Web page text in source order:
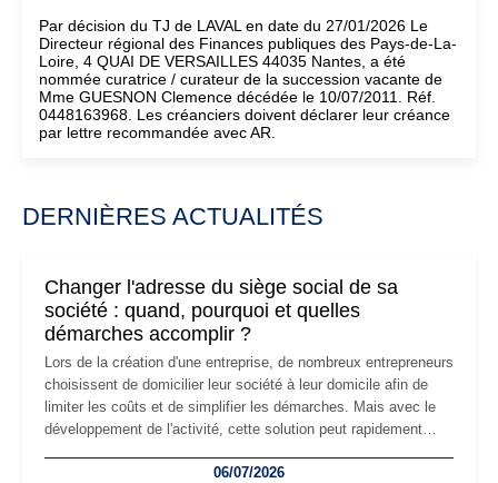
Par décision du TJ de LAVAL en date du 27/01/2026 Le
Directeur régional des Finances publiques des Pays-de-La-
Loire, 4 QUAI DE VERSAILLES 44035 Nantes, a été
nommée curatrice / curateur de la succession vacante de
Mme GUESNON Clemence décédée le 10/07/2011. Réf.
0448163968. Les créanciers doivent déclarer leur créance
par lettre recommandée avec AR.
DERNIÈRES ACTUALITÉS
Changer l'adresse du siège social de sa
société : quand, pourquoi et quelles
démarches accomplir ?
Lors de la création d'une entreprise, de nombreux entrepreneurs
choisissent de domicilier leur société à leur domicile afin de
limiter les coûts et de simplifier les démarches. Mais avec le
développement de l'activité, cette solution peut rapidement
professionnels, recrutement, image de marque… Le
06/07/2026